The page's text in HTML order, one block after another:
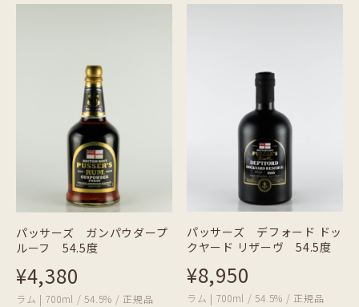
パッサーズ ガンパウダープ
ルーフ 54.5度
¥4,380
ラム | 700ml / 54.5% / 正規品
パッサーズ デフォード ドッ
クヤード リザーヴ 54.5度
¥8,950
ラム | 700ml / 54.5% / 正規品